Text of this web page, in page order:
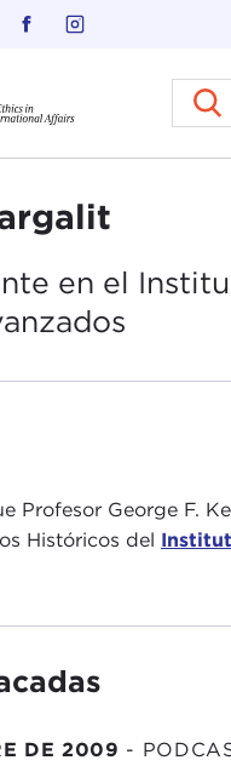
Carnegie
en el
zados
Profesor George F.
Históricos del
DE 2009 -